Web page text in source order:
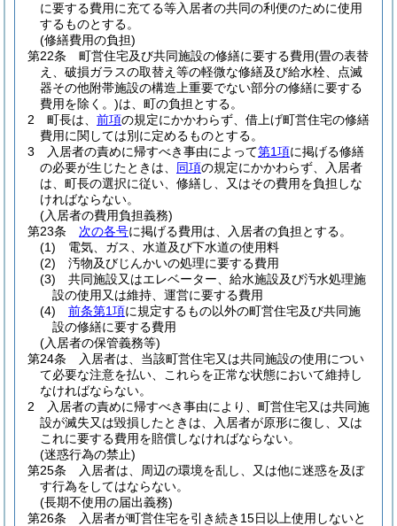
に要する費用に充てる等入居者の共同の利便のために使用
するものとする。
(修繕費用の負担)
第22条
町営住宅及び共同施設の修繕に要する費用(畳の表替
え、破損ガラスの取替え等の軽微な修繕及び給水栓、点滅
器その他附帯施設の構造上重要でない部分の修繕に要する
費用を除く。)は、町の負担とする。
2
町長は、 前項の規定にかかわらず、借上げ町営住宅の修繕
費用に関しては別に定めるものとする。
3
入居者の責めに帰すべき事由によって第1項に掲げる修繕
の必要が生じたときは、 同項の規定にかかわらず、入居者
は、町長の選択に従い、修繕し、又はその費用を負担しな
ければならない。
(入居者の費用負担義務)
第23条
次の各号に掲げる費用は、入居者の負担とする。
(1)
電気、ガス、水道及び下水道の使用料
(2)
汚物及びじんかいの処理に要する費用
(3)
共同施設又はエレベーター、給水施設及び汚水処理施
設の使用又は維持、運営に要する費用
(4)
前条第1項に規定するもの以外の町営住宅及び共同施
設の修繕に要する費用
(入居者の保管義務等)
第24条
入居者は、当該町営住宅又は共同施設の使用につい
て必要な注意を払い、これらを正常な状態において維持し
なければならない。
2
入居者の責めに帰すべき事由により、町営住宅又は共同施
設が滅失又は毀損したときは、入居者が原形に復し、又は
これに要する費用を賠償しなければならない。
(迷惑行為の禁止)
第25条
入居者は、周辺の環境を乱し、又は他に迷惑を及ぼ
す行為をしてはならない。
(長期不使用の届出義務)
第26条
入居者が町営住宅を引き続き15日以上使用しないと